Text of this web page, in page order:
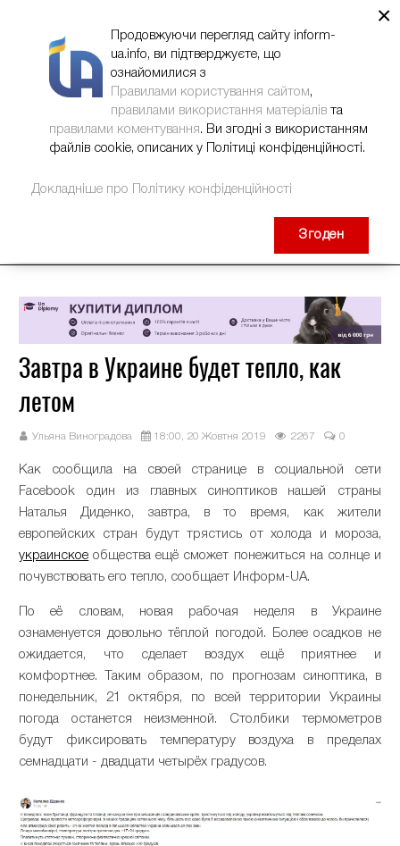
Завтра в Украине будет тепло, как
летом
Ульяна Виноградова 18:00, 20 Жовтня 2019 2267 0
Как сообщила на своей странице в социальной сети
Facebook один из главных синоптиков нашей страны
Наталья Диденко, завтра, в то время, как жители
европейских стран будут трястись от холода и мороза,
украинское общества ещё сможет понежиться на солнце и
почувствовать его тепло, сообщает Информ-UA.
По её словам, новая рабочая неделя в Украине
ознаменуется довольно тёплой погодой. Более осадков не
ожидается, что сделает воздух ещё приятнее и
комфортнее. Таким образом, по прогнозам синоптика, в
понедельник, 21 октября, по всей территории Украины
погода останется неизменной. Столбики термометров
будут фиксировать температуру воздуха в пределах
семнадцати - двадцати четырёх градусов.
×
Продовжуючи перегляд сайту inform-
ua.info, ви підтверджуєте, що
ознайомилися з
Правилами користування сайтом,
правилами використання матеріалів та
правилами коментування. Ви згодні з використанням
файлів cookie, описаних у Політиці конфіденційності.
Докладніше про Політику конфіденційності
Згоден